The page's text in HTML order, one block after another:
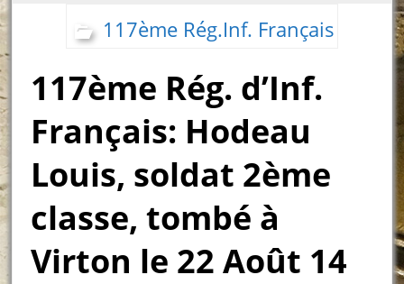
117ème Rég.Inf. Français
117ème Rég. d’Inf.
Français: Hodeau
Louis, soldat 2ème
classe, tombé à
Virton le 22 Août 14